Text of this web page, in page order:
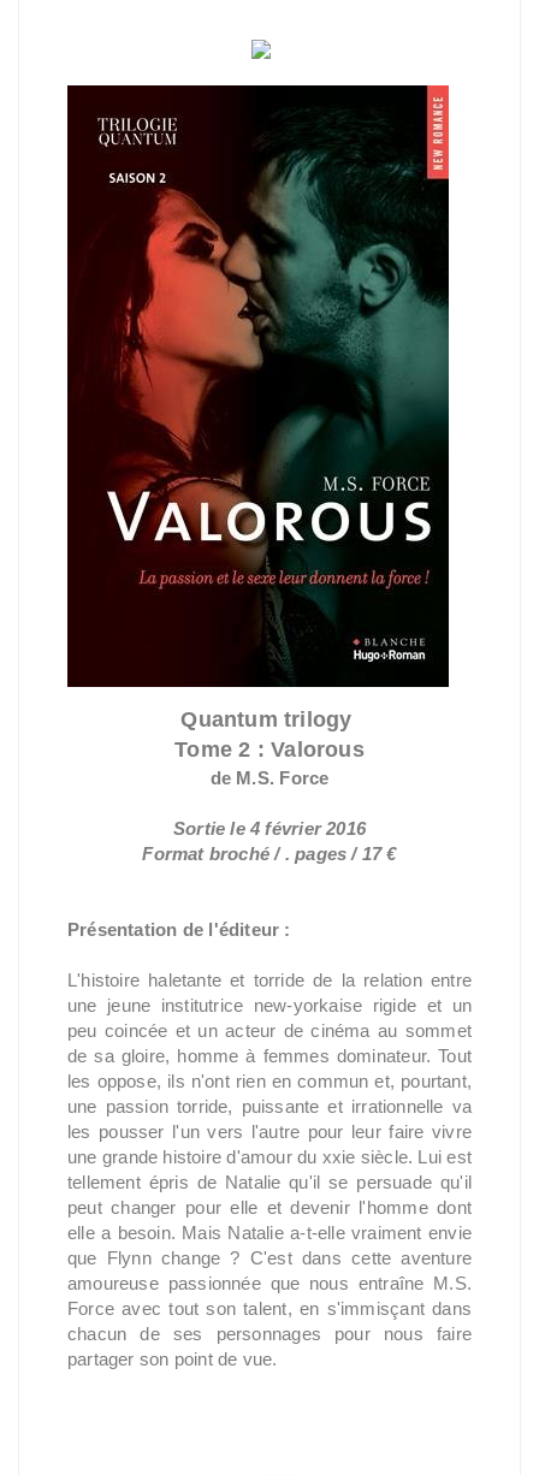
Quantum trilogy
Tome 2 : Valorous
de M.S. Force
Sortie le 4 février 2016
Format broché / . pages / 17 €
Présentation de l'éditeur :
L'histoire haletante et torride de la relation entre
une jeune institutrice new-yorkaise rigide et un
peu coincée et un acteur de cinéma au sommet
de sa gloire, homme à femmes dominateur. Tout
les oppose, ils n'ont rien en commun et, pourtant,
une passion torride, puissante et irrationnelle va
les pousser l'un vers l'autre pour leur faire vivre
une grande histoire d'amour du xxie siècle. Lui est
tellement épris de Natalie qu'il se persuade qu'il
peut changer pour elle et devenir l'homme dont
elle a besoin. Mais Natalie a-t-elle vraiment envie
que Flynn change ? C'est dans cette aventure
amoureuse passionnée que nous entraîne M.S.
Force avec tout son talent, en s'immisçant dans
chacun de ses personnages pour nous faire
partager son point de vue.